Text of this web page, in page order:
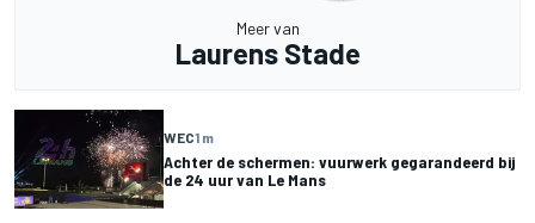
Meer van
Laurens Stade
WEC1 m
Achter de schermen: vuurwerk gegarandeerd bij
de 24 uur van Le Mans